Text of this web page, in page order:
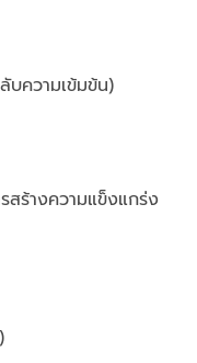
บความเข้มข้น)
สร้างความแข็งแกร่ง